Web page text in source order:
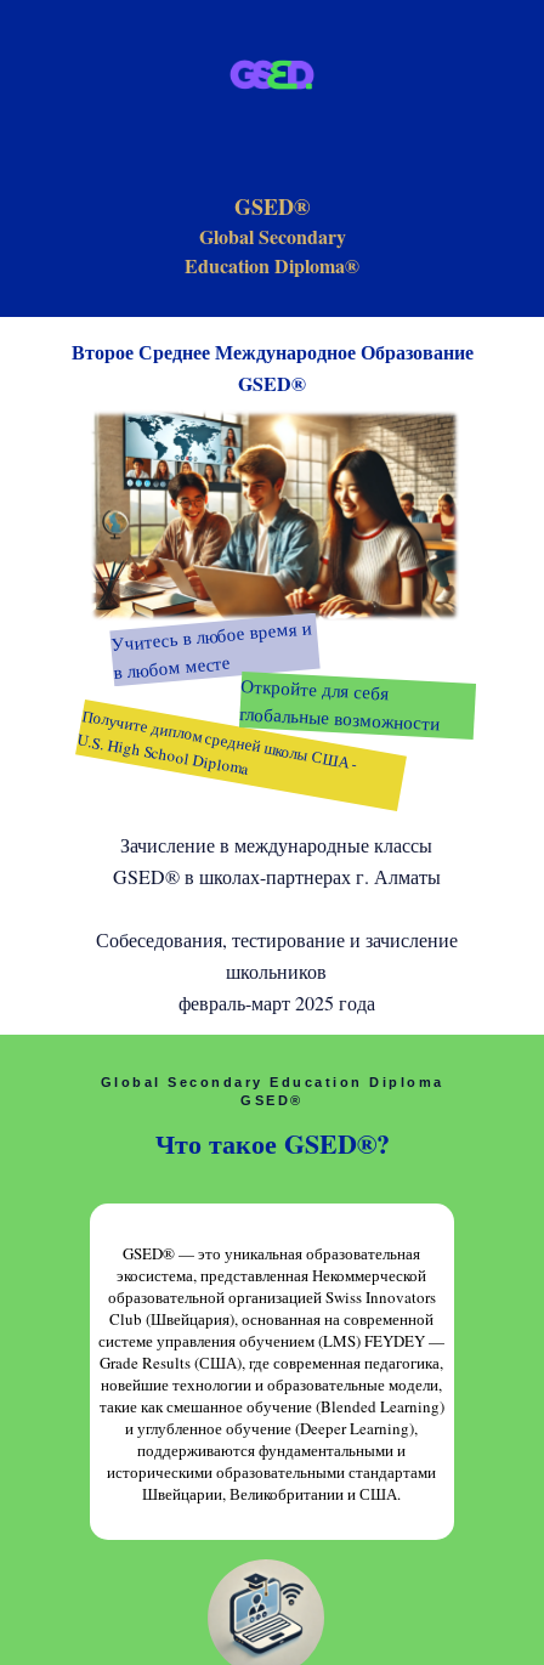
GSED®
Global Secondary
Education Diploma®
Второе Среднее Международное Образование
GSED®
Зачисление в международные классы
GSED® в школах-партнерах г. Алматы
Собеседования, тестирование и зачисление
школьников
февраль-март 2025 года
Получите диплом средней школы США -
U.S. High School Diploma
Учитесь в любое время и
в любом месте
Откройте для себя
глобальные возможности
Global Secondary Education Diploma
GSED®
Что такое GSED®?
GSED® — это уникальная образовательная
экосистема, представленная Некоммерческой
образовательной организацией Swiss Innovators
Club (Швейцария), основанная на современной
системе управления обучением (LMS) FEYDEY —
Grade Results (США), где современная педагогика,
новейшие технологии и образовательные модели,
такие как смешанное обучение (Blended Learning)
и углубленное обучение (Deeper Learning),
поддерживаются фундаментальными и
историческими образовательными стандартами
Швейцарии, Великобритании и США.